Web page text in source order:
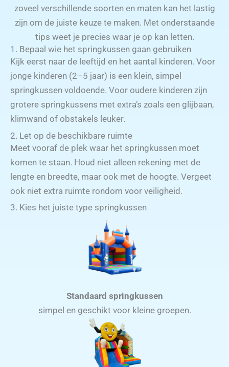
zoveel verschillende soorten en maten kan het lastig
zijn om de juiste keuze te maken. Met onderstaande
tips weet je precies waar je op kan letten.
1. Bepaal wie het springkussen gaan gebruiken
Kijk eerst naar de leeftijd en het aantal kinderen. Voor
jonge kinderen (2–5 jaar) is een klein, simpel
springkussen voldoende. Voor oudere kinderen zijn
grotere springkussens met extra’s zoals een glijbaan,
klimwand of obstakels leuker.
2. Let op de beschikbare ruimte
Meet vooraf de plek waar het springkussen moet
komen te staan. Houd niet alleen rekening met de
lengte en breedte, maar ook met de hoogte. Vergeet
ook niet extra ruimte rondom voor veiligheid.
3. Kies het juiste type springkussen
Standaard springkussen
simpel en geschikt voor kleine groepen.